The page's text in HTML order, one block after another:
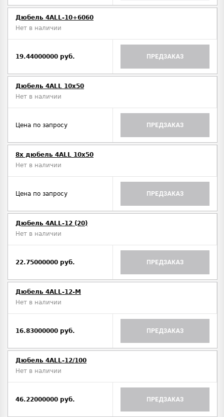
Дюбель 4ALL-10+6060
Нет в наличии
19.44000000 руб. ПРЕДЗАКАЗ
Дюбель 4ALL 10x50
Нет в наличии
Цена по запросу ПРЕДЗАКАЗ
8x дюбель 4ALL 10x50
Нет в наличии
Цена по запросу ПРЕДЗАКАЗ
Дюбель 4ALL-12 (20)
Нет в наличии
22.75000000 руб. ПРЕДЗАКАЗ
Дюбель 4ALL-12-M
Нет в наличии
16.83000000 руб. ПРЕДЗАКАЗ
Дюбель 4ALL-12/100
Нет в наличии
46.22000000 руб. ПРЕДЗАКАЗ